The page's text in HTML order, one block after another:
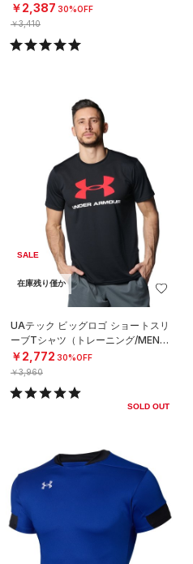
￥2,387 30%OFF
￥3,410
SALE
在庫残り僅か
UAテック ビッグロゴ ショートスリ
ーブTシャツ（トレーニング/MEN）
￥2,772 30%OFF
￥3,960
SOLD OUT